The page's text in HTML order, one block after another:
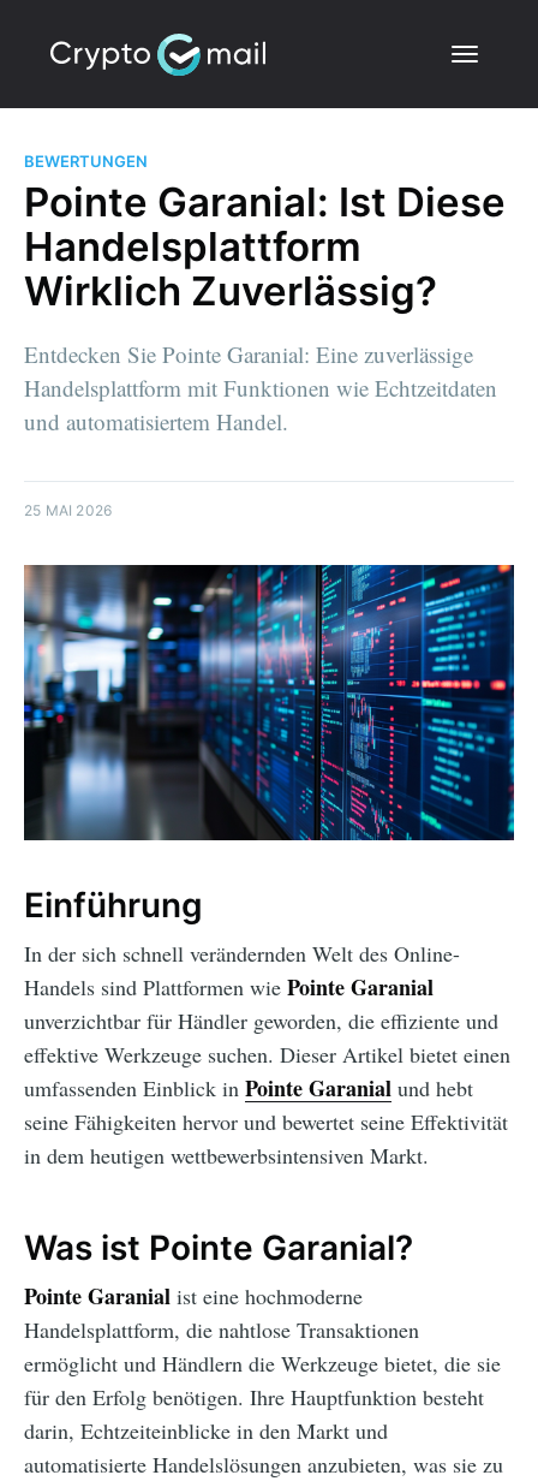
BEWERTUNGEN
Pointe Garanial: Ist Diese
Handelsplattform
Wirklich Zuverlässig?
Entdecken Sie Pointe Garanial: Eine zuverlässige
Handelsplattform mit Funktionen wie Echtzeitdaten
und automatisiertem Handel.
25 MAI 2026
Einführung
In der sich schnell verändernden Welt des Online-
Handels sind Plattformen wie Pointe Garanial
unverzichtbar für Händler geworden, die effiziente und
effektive Werkzeuge suchen. Dieser Artikel bietet einen
umfassenden Einblick in Pointe Garanial und hebt
seine Fähigkeiten hervor und bewertet seine Effektivität
in dem heutigen wettbewerbsintensiven Markt.
Was ist Pointe Garanial?
Pointe Garanial ist eine hochmoderne
Handelsplattform, die nahtlose Transaktionen
ermöglicht und Händlern die Werkzeuge bietet, die sie
für den Erfolg benötigen. Ihre Hauptfunktion besteht
darin, Echtzeiteinblicke in den Markt und
automatisierte Handelslösungen anzubieten, was sie zu